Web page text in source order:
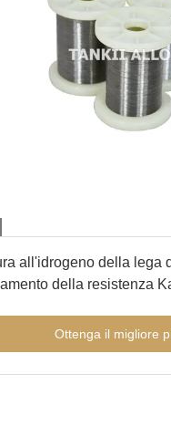
all'idrogeno della lega
della resistenza
Ottenga il migliore